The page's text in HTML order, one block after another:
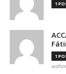
1
1